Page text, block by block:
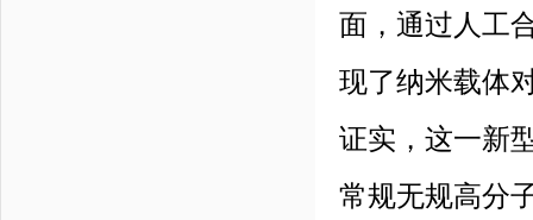
面，通过人工
现了纳米载体
证实，这一新
常规无规高分